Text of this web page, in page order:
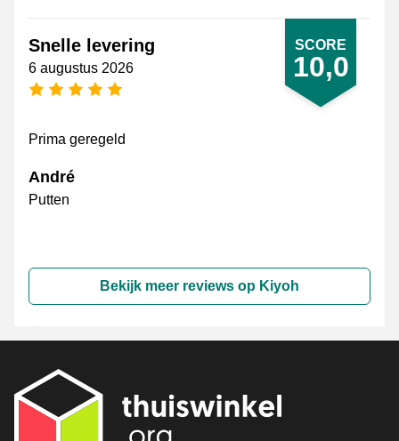
SCORE
10,0
Snelle levering
6 augustus 2026
5 sterren
Prima geregeld
André
Putten
Bekijk meer reviews op Kiyoh